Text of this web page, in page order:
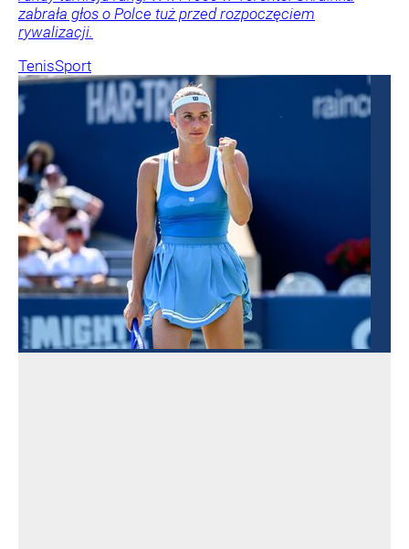
zabrała głos o Polce tuż przed rozpoczęciem
rywalizacji.
TenisSport